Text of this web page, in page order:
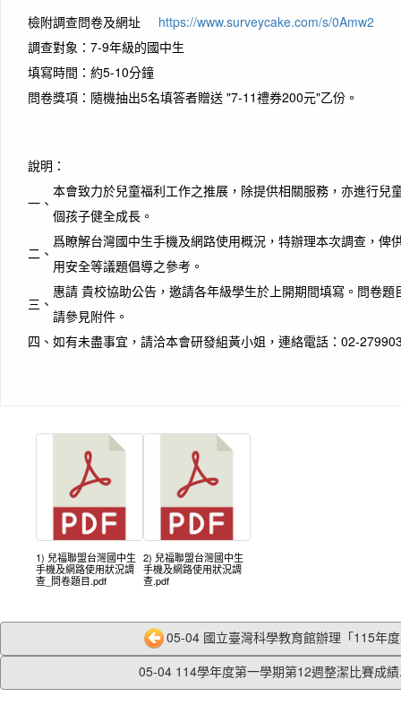
檢附調查問卷及網址 https://www.surveycake.com/s/0Amw2
調查對象：7-9年級的國中生
填寫時間：約5-10分鐘
問卷獎項：隨機抽出5名填答者贈送 "7-11禮券200元"乙份。
說明：
一、
本會致力於兒童福利工作之推展，除提供相關服務，亦進行兒
個孩子健全成長。
二、
爲瞭解台灣國中生手機及網路使用概況，特辦理本次調查，俾
用安全等議題倡導之參考。
三、
惠請 貴校協助公告，邀請各年級學生於上開期間填寫。問卷
請參見附件。
四、 如有未盡事宜，請洽本會研發組黃小姐，連絡電話：02-
1) 兒福聯盟台灣國中生
手機及網路使用狀況調
查_問卷題目.pdf
2) 兒福聯盟台灣國中生
手機及網路使用狀況調
查.pdf
05-04 國立臺灣科學教育館辦理「115年
05-04 114學年度第一學期第12週整潔比賽成